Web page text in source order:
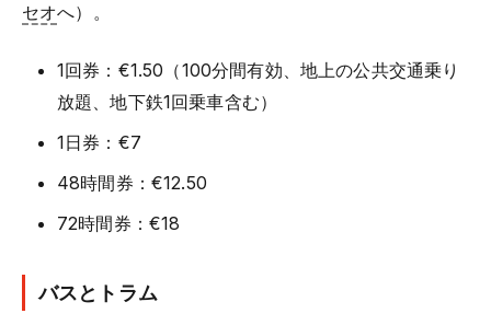
セオへ）。
1回券：€1.50（100分間有効、地上の公共交通乗り
放題、地下鉄1回乗車含む）
1日券：€7
48時間券：€12.50
72時間券：€18
バスとトラム